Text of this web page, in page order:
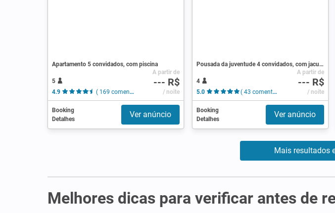
Apartamento 5 convidados, com piscina
5
4.9
( 169 comentários )
A partir de
--- R$
/ noite
Booking
Detalhes
Ver anúncio
Pousada da juventude 4 convidados, com jacuzzi
4
5.0
( 43 comentários )
A partir de
--- R$
/ noite
Booking
Detalhes
Ver anúncio
Mais resultados
Melhores dicas para verificar antes de